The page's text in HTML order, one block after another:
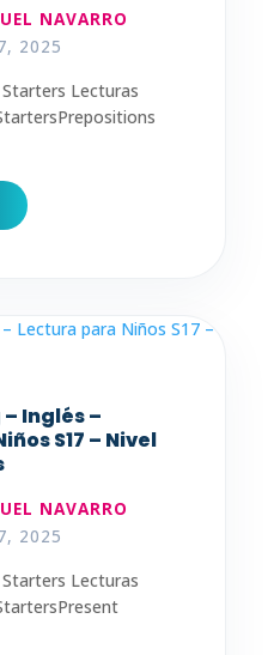
NAVARRO
2025
Lecturas
Inglés –
S17 – Nivel
NAVARRO
2025
Lecturas